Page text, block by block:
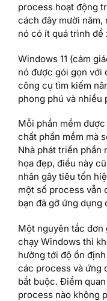
process hoạt động
cách đây mười năm,
nó có ít quá trình để
Windows 11 (cảm
nó được gói gọn với
công cụ tìm kiếm
phong phú và nhiều
Mỗi phần mềm
chất phần mềm mà
Nhà phát triển phần
họa đẹp, điều này
nhân gây tiêu tốn
một số process vẫn
bạn đã gỡ ứng dụng
Một nguyên tắc
chạy Windows thì
hưởng tới độ ổn
các process và ứng
bắt buộc. Điểm
process nào không